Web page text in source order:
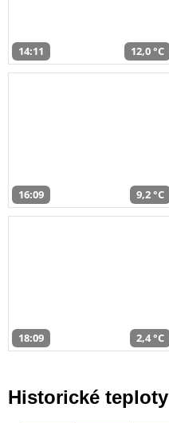
14:11 12,0 °C
16:09 9,2 °C
18:09 2,4 °C
Historické teploty